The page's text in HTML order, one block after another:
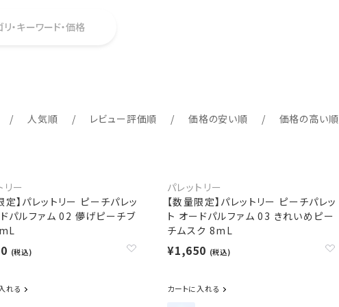
・キーワード・価格
人気順 レビュー評価順 価格の安い順 価格の高い順
リー
定】パレットリー ピーチパレッ
パルファム 02 儚げピーチブ
(税込)
れる
パレットリー
【数量限定】パレットリー ピーチパレッ
ト オードパルファム 03 きれいめピー
チムスク 8mL
¥1,650 (税込)
カートに入れる